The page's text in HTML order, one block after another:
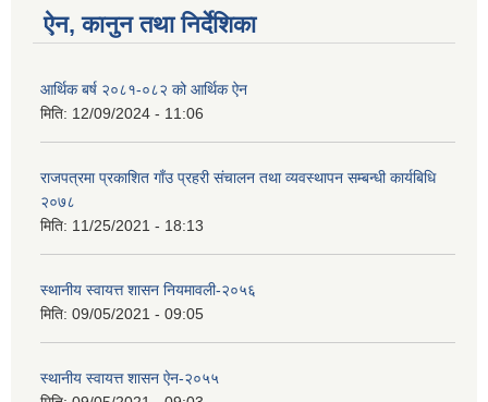
ऐन, कानुन तथा निर्देशिका
आर्थिक बर्ष २०८१-०८२ को आर्थिक ऐन
मिति: 12/09/2024 - 11:06
राजपत्रमा प्रकाशित गाँउ प्रहरी संचालन तथा व्यवस्थापन सम्बन्धी कार्यबिधि
२०७८
मिति: 11/25/2021 - 18:13
स्थानीय स्वायत्त शासन नियमावली-२०५६
मिति: 09/05/2021 - 09:05
स्थानीय स्वायत्त शासन ए‍ेन-२०५५